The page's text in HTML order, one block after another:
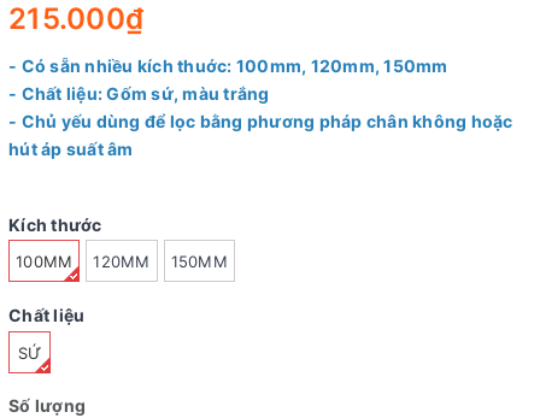
215.000₫
- Có sẵn nhiều kích thuớc: 100mm, 120mm, 150mm
- Chất liệu: Gốm sứ, màu trắng
- Chủ yếu dùng để lọc bằng phương pháp chân không hoặc
hút áp suất âm
Kích thước
100MM 120MM 150MM
Chất liệu
SỨ
Số lượng